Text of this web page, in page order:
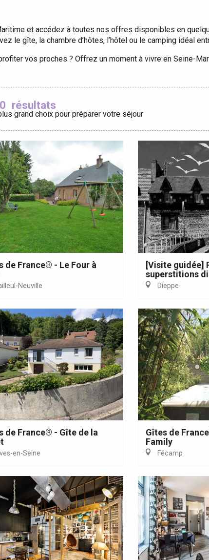
les-Eaux
sur-Bresle
et accédez à toutes nos offres disponibles en
le gîte, la chambre d’hôtes, l’hôtel ou le camping idéal
vos proches ? Offrez un moment à vivre en Seine-
résultats
grand choix pour préparer votre séjour
de France® - Le Four à
Neuville
[Visite guidée]
superstitions
Dieppe
de France® - Gîte de la
en-Seine
Gîtes de
Family
Fécamp